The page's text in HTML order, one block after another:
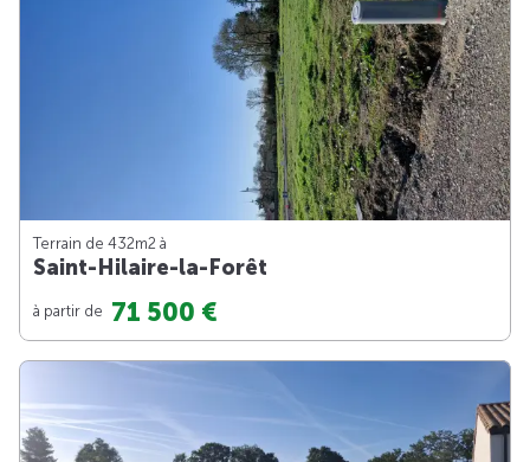
Terrain de 432m2 à
Saint-Hilaire-la-Forêt
à partir de 71 500 €